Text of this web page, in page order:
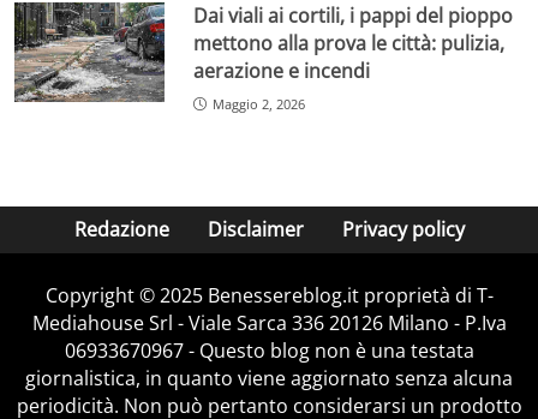
Dai viali ai cortili, i pappi del pioppo
mettono alla prova le città: pulizia,
aerazione e incendi
Maggio 2, 2026
Redazione Disclaimer Privacy policy
Copyright © 2025 Benessereblog.it proprietà di T-
Mediahouse Srl - Viale Sarca 336 20126 Milano - P.Iva
06933670967 - Questo blog non è una testata
giornalistica, in quanto viene aggiornato senza alcuna
periodicità. Non può pertanto considerarsi un prodotto